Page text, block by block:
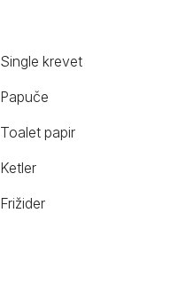
Single krevet
Papuče
Toalet papir
Ketler
Frižider